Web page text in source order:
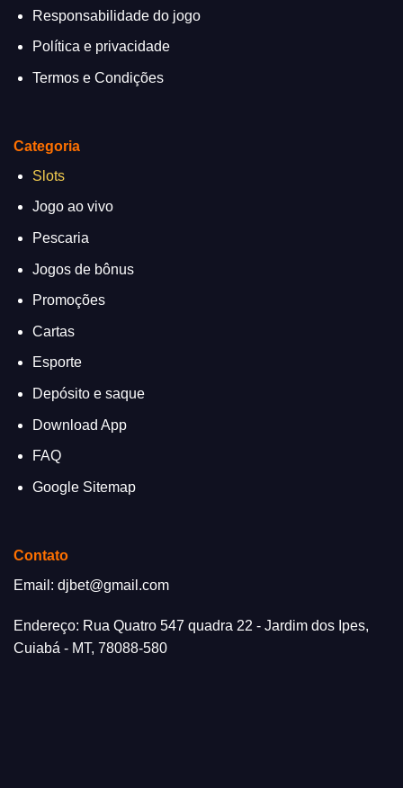
Responsabilidade do jogo
Política e privacidade
Termos e Condições
Categoria
Slots
Jogo ao vivo
Pescaria
Jogos de bônus
Promoções
Cartas
Esporte
Depósito e saque
Download App
FAQ
Google Sitemap
Contato
Email: djbet@gmail.com
Endereço: Rua Quatro 547 quadra 22 - Jardim dos Ipes,
Cuiabá - MT, 78088-580